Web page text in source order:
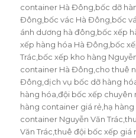
ngày
container Hà Đông bốc dỡ
Đông bốc vác Hà Đông bốc
ánh dương hà đông bốc xếp
xếp hàng hóa Hà Đông bốc
Trác bốc xếp kho hàng
container Hà Đông cho thuê
Đông dịch vụ bốc dỡ hàng
hàng hóa ,đội bốc xếp chuyên
hàng container giá rẻ hạ
container Nguyễn Văn Trác ,
Văn Trác ,thuê đội bốc xếp giá